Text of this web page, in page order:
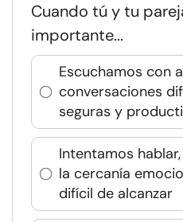
Cuando tú y tu
importante...
Escuchamos con
conversaciones
seguras y
Intentamos
la cercanía
difícil de alcanzar